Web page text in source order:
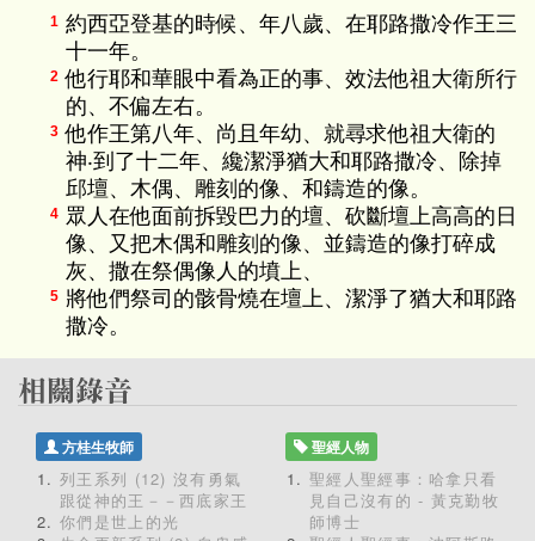
1 約西亞登基的時候、年八歲、在耶路撒冷作王三
十一年。
2 他行耶和華眼中看為正的事、效法他祖大衛所行
的、不偏左右。
3 他作王第八年、尚且年幼、就尋求他祖大衛的
神‧到了十二年、纔潔淨猶大和耶路撒冷、除掉
邱壇、木偶、雕刻的像、和鑄造的像。
4 眾人在他面前拆毀巴力的壇、砍斷壇上高高的日
像、又把木偶和雕刻的像、並鑄造的像打碎成
灰、撒在祭偶像人的墳上、
5 將他們祭司的骸骨燒在壇上、潔淨了猶大和耶路
撒冷。
方桂生牧師
列王系列 (12) 沒有勇氣
跟從神的王－－西底家王
你們是世上的光
聖經人物
聖經人聖經事：哈拿只看
見自己沒有的 - 黃克勤牧
師博士